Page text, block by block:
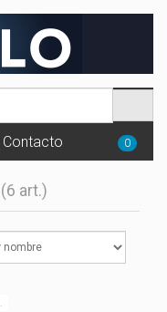
Contacto 0
(6 art.)